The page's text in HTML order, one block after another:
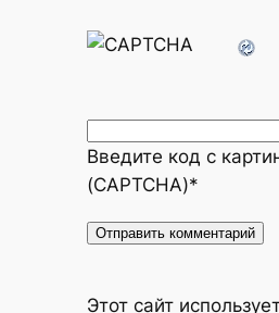
Введите код с
(CAPTCHA)*
Этот сайт